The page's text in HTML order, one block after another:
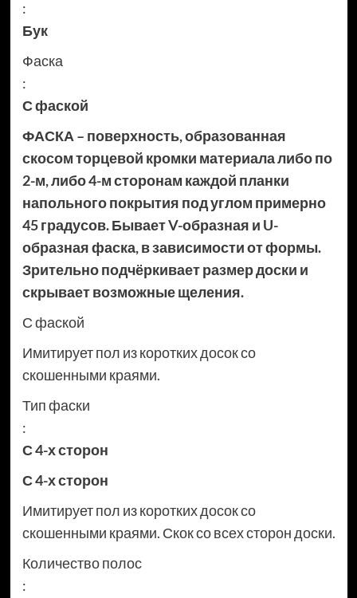
:
Бук
Фаска
:
С фаской
ФАСКА – поверхность, образованная
скосом торцевой кромки материала либо по
2-м, либо 4-м сторонам каждой планки
напольного покрытия под углом примерно
45 градусов. Бывает V-образная и U-
образная фаска, в зависимости от формы.
Зрительно подчёркивает размер доски и
скрывает возможные щеления.
С фаской
Имитирует пол из коротких досок со
скошенными краями.
Тип фаски
:
С 4-х сторон
С 4-х сторон
Имитирует пол из коротких досок со
скошенными краями. Скок со всех сторон доски.
Количество полос
: